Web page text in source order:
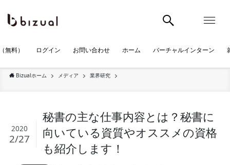
無料） ログイン お問い合わせ ホーム バーチャルインターン
Bizualホーム メディア 業界研究
秘書の主な仕事内容とは？秘書に
向いている資質やオススメの資格
も紹介します！
2020
2/27